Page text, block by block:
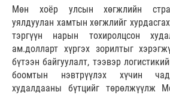
Мөн хоёр улсын хөгжлийн
уялдуулан хамтын хөгжлийг
тэргүүн нарын тохиролцсон
ам.долларт хүргэх зорилтыг
бүтээн байгуулалт, тээвэр
боомтын нэвтрүүлэх хүчин
худалдааны бүтцийг төрөлжүүлж